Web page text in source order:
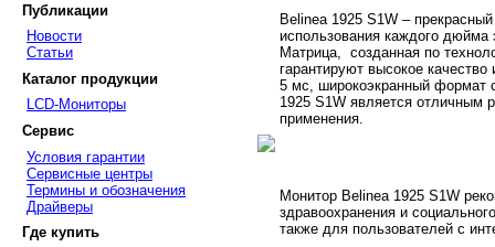
Публикации
Новости
Статьи
Каталог продукции
LCD-Мониторы
Сервис
Условия гарантии
Сервисные центры
Термины и обозначения
Драйверы
Где купить
Belinea 1925 S1W –
использования каждого дюйма
Матрица, созданная по
гарантируют высокое
5 мс, широкоэкранный формат
1925 S1W является отличным
применения.
Монитор Belinea 1925 S1W
здравоохранения и
также для пользователей с